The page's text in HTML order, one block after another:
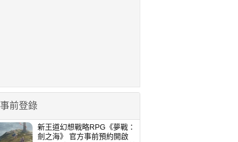
事前登錄
新王道幻想戰略RPG《夢戰：
劍之海》 官方事前預約開啟